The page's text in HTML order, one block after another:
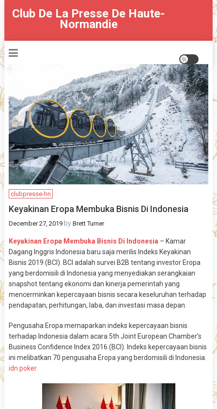
Club De La Presse De Haute-
Normandie
clubpresse-hn
Keyakinan Eropa Membuka Bisnis Di Indonesia
December 27, 2019by Brett Turner
Keyakinan Eropa Membuka Bisnis Di Indonesia – Kamar
Dagang Inggris Indonesia baru saja merilis Indeks Keyakinan
Bisnis 2019 (BCI). BCI adalah survei B2B tentang investor Eropa
yang berdomisili di Indonesia yang menyediakan serangkaian
snapshot tentang ekonomi dan kinerja pemerintah yang
mencerminkan kepercayaan bisnis secara keseluruhan terhadap
pendapatan, perhitungan, laba, dan investasi masa depan.
Pengusaha Eropa memaparkan indeks kepercayaan bisnis
terhadap Indonesia dalam acara 5th Joint European Chamber’s
Business Confidence Index 2016 (BCI). Indeks kepercayaan bisnis
ini melibatkan 70 pengusaha Eropa yang berdomisili di Indonesia.
idn poker